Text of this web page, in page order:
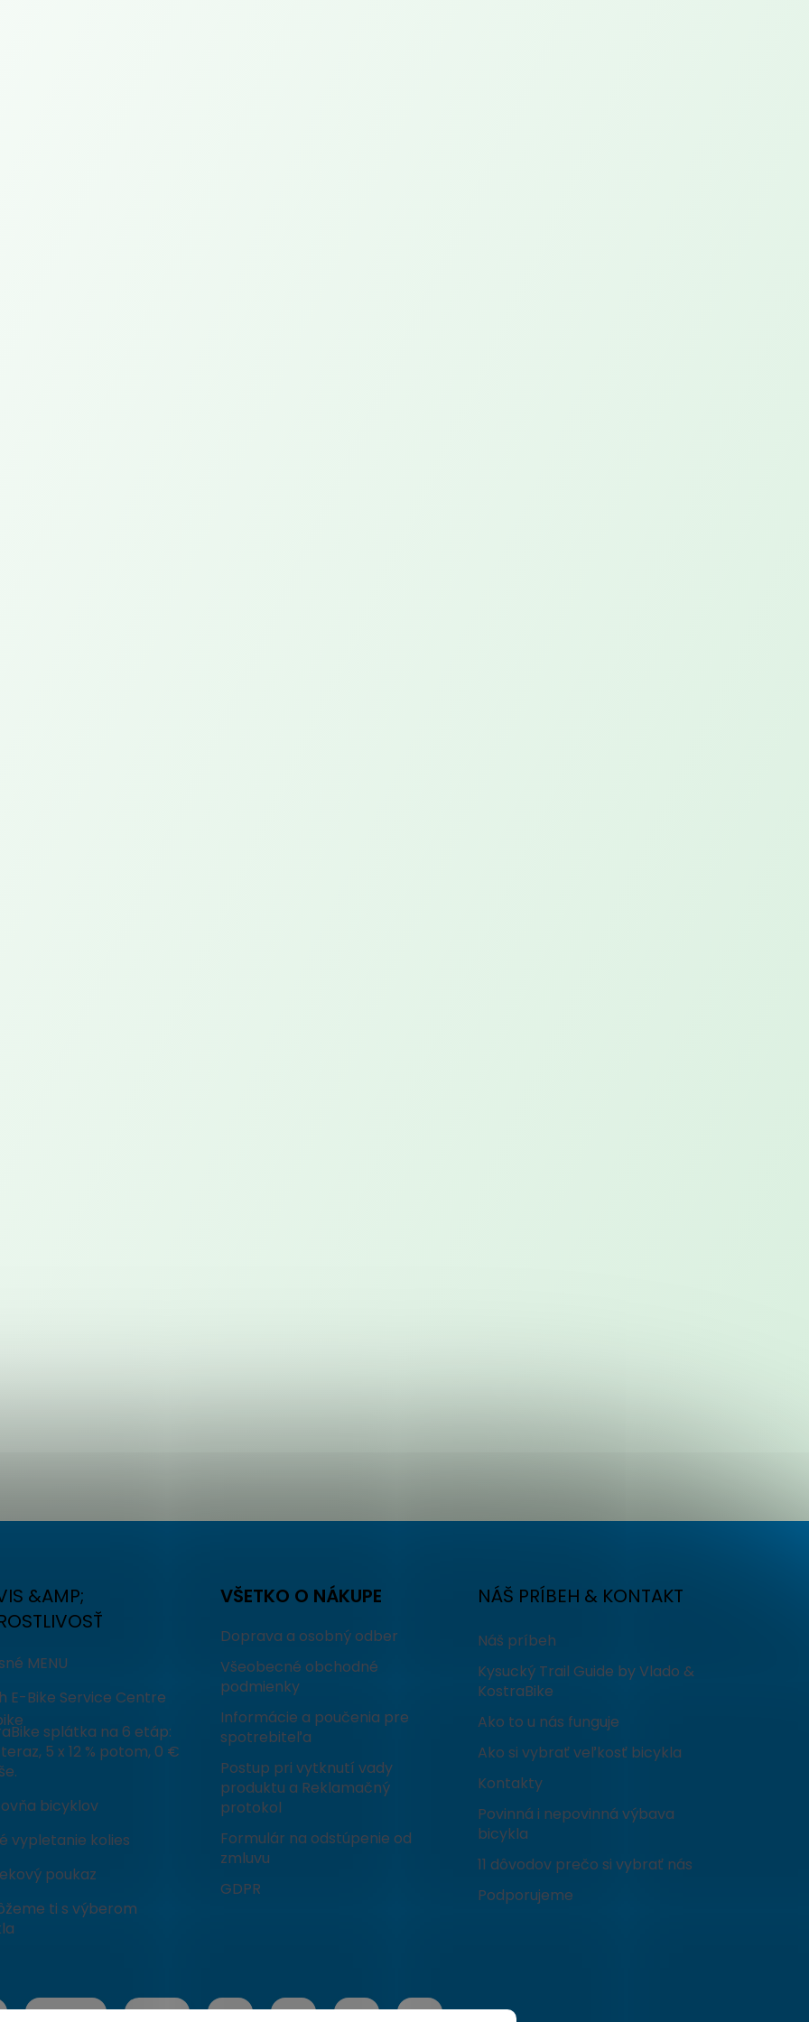
&AMP;
MENU
E-Bike Service Centre
splátka na 6 etáp:
5 x 12 % potom, 0 €
bicyklov
vypletanie kolies
poukaz
ti s výberom
VŠETKO O NÁKUPE
Doprava a osobný odber
Všeobecné obchodné
podmienky
Informácie a poučenia pre
spotrebiteľa
Postup pri vytknutí vady
produktu a Reklamačný
protokol
Formulár na odstúpenie od
zmluvu
GDPR
NÁŠ PRÍBEH & KONTAKT
Náš príbeh
Kysucký Trail Guide by Vlado &
KostraBike
Ako to u nás funguje
Ako si vybrať veľkosť bicykla
Kontakty
Povinná i nepovinná výbava
bicykla
11 dôvodov prečo si vybrať nás
Podporujeme